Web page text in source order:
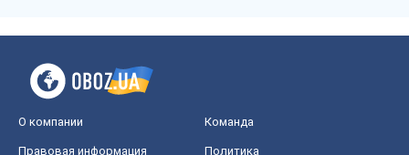
О компании Команда
Правовая информация
Политика